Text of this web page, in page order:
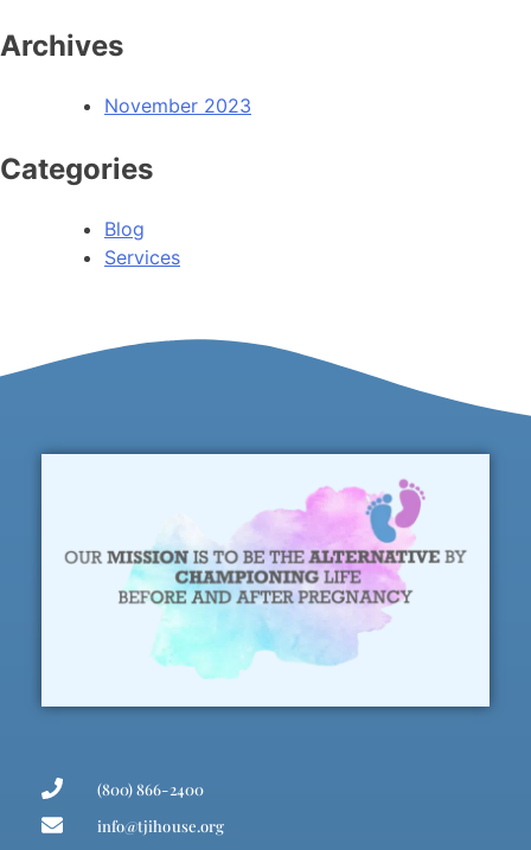
Archives
November 2023
Categories
Blog
Services
(800) 866-2400
info@tjihouse.org